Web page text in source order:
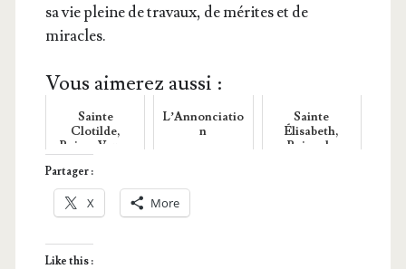
sa vie pleine de tra­vaux, de mérites et de
miracles.
Vous aimerez aussi :
Sainte
Clotilde,
Reine, Veuve
L’Annonciatio
n
Sainte
Élisabeth,
Reine de
Partager :
X More
Like this :